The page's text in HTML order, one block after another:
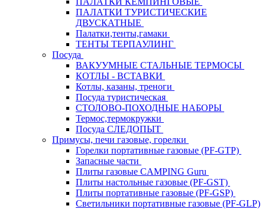
ПАЛАТКИ ТУРИСТИЧЕСКИЕ
ДВУСКАТНЫЕ
Палатки,тенты,гамаки
ТЕНТЫ ТЕРПАУЛИНГ
Посуда
ВАКУУМНЫЕ СТАЛЬНЫЕ ТЕРМОСЫ
КОТЛЫ - ВСТАВКИ
Котлы, казаны, треноги
Посуда туристическая
СТОЛОВО-ПОХОДНЫЕ НАБОРЫ
Термос,термокружки
Посуда СЛЕДОПЫТ
Примусы, печи газовые, горелки
Горелки портативные газовые (PF-GTP)
Запасные части
Плиты газовые CAMPING Guru
Плиты настольные газовые (PF-GST)
Плиты портативные газовые (PF-GSP)
Светильники портативные газовые (PF-GLP)